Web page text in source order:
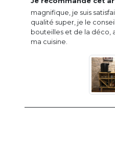
magnifique, je suis
qualité super, je le
bouteilles et de la déco,
ma cuisine.